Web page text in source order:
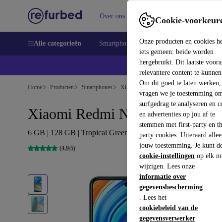
Cookie-
Onze producten en cookies
iets gemeen: beide worden
hergebruikt. Dit laatste
relevantere content te
Om dit goed te laten werken,
vragen we je toestemming
surfgedrag te analyseren en
en advertenties op jou af te
stemmen met first-party en
party cookies. Uiteraard
jouw toestemming. Je kunt
cookie-instellingen op elk
wijzigen. Lees onze
informatie over
gegevensbescherming
. Lees het
cookiebeleid van de
gegevensverwerker
Over ons Verkopen Support
Alle categorieën Smartphones Laptops Tablets
Home Producten Smartphones Xiaomi Mobiele Telefoons
Xiaomi Redmi Note 9 Pro
6 GB | 128 GB | Tropical Green
(4,9/5)